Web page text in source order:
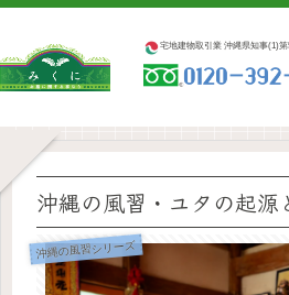
宅地建物取引業 沖縄県知事(1)第
沖縄の風習・ユタの起源
沖縄の風習シリーズ